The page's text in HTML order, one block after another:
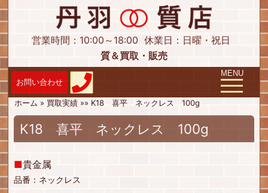
営業時間：10:00～18:00 休業日：日曜・祝日
質＆買取・販売
Toggle
MENU
ホーム » 買取実績 »» K18 喜平 ネックレス 100g
K18 喜平 ネックレス 100g
■貴金属
品番：ネックレス